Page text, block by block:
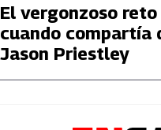
El vergonzoso
cuando compartía
Jason Priestley